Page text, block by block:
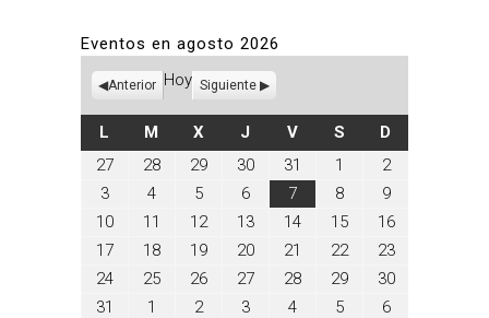
Eventos en agosto 2026
Anterior Hoy Siguiente
L LUNES
M MARTES
XMIÉRCOLES
J JUEVES
VVIERNES
SSÁBADO
D
27julio
28julio
29julio
30julio
30,
31
31,
1
agosto
2026
2agosto
2,
2026
3agosto
3,
2026
4agosto
4,
2026
5agosto
5,
2026
6agosto
6,
2026
7agosto
7,
2026
8agosto
8,
2026
9agosto
9,
2026
10agosto
10,
11
agosto
2026
12agosto
2026
13agosto
2026
14agosto
2026
15agosto
2026
16agosto
2026
17agosto
2026
18agosto
18,
2026
19agosto
2026
20agosto
20,
2026
21
agosto
2026
22agosto
2026
23agosto
23,
2026
24agosto
25agosto
26agosto
27agosto
28agosto
29agosto
30agosto
31
agosto
1
septiembre
2septiembre
3septiembre
4septiembre
5septiembre
6septiembre